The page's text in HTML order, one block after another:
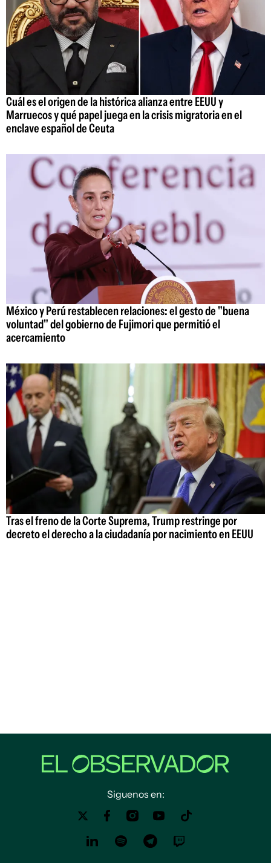
Cuál es el origen de la histórica alianza entre EEUU y
Marruecos y qué papel juega en la crisis migratoria en el
enclave español de Ceuta
México y Perú restablecen relaciones: el gesto de "buena
voluntad" del gobierno de Fujimori que permitió el
acercamiento
Tras el freno de la Corte Suprema, Trump restringe por
decreto el derecho a la ciudadanía por nacimiento en EEUU
Siguenos en: